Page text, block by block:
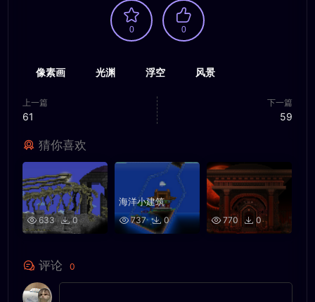
0 0
像素画 光渊 浮空 风景
上一篇
61
下一篇
59
猜你喜欢
633 0
海洋小建筑
737 0 770 0
评论 0